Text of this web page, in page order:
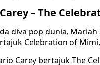
– The
diva pop dunia,
Celebration of
Carey bertajuk The